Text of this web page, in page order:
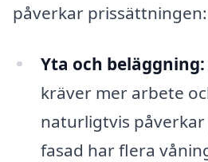
påverkar prissättningen:
Yta och beläggning:
kräver mer arbete
naturligtvis
fasad har flera